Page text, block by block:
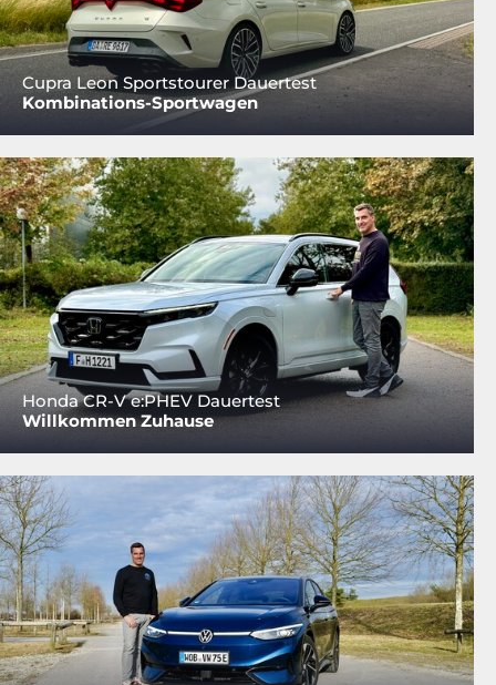
Cupra Leon Sportstourer Dauertest
Kombinations-Sportwagen
Honda CR-V e:PHEV Dauertest
Willkommen Zuhause